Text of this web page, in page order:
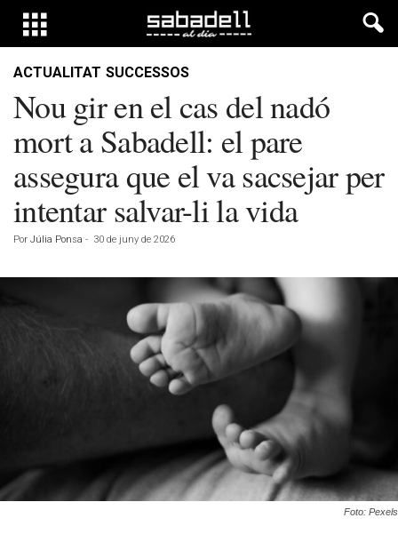
ACTUALITAT SUCCESSOS
Nou gir en el cas del nadó
mort a Sabadell: el pare
assegura que el va sacsejar per
intentar salvar-li la vida
Por Júlia Ponsa - 30 de juny de 2026
Foto: Pexels